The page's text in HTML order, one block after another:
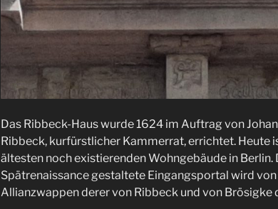
Das Ribbeck-Haus wurde 1624 im Auftrag von
Ribbeck, kurfürstlicher Kammerrat, errichtet. Heute
ältesten noch existierenden Wohngebäude in Berlin.
Spätrenaissance gestaltete Eingangsportal wird
Allianzwappen derer von Ribbeck und von Brösigke